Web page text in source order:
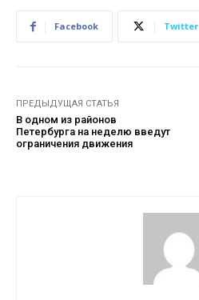
Facebook Twitter
ПРЕДЫДУЩАЯ СТАТЬЯ
В одном из районов
Петербурга на неделю введут
ограничения движения